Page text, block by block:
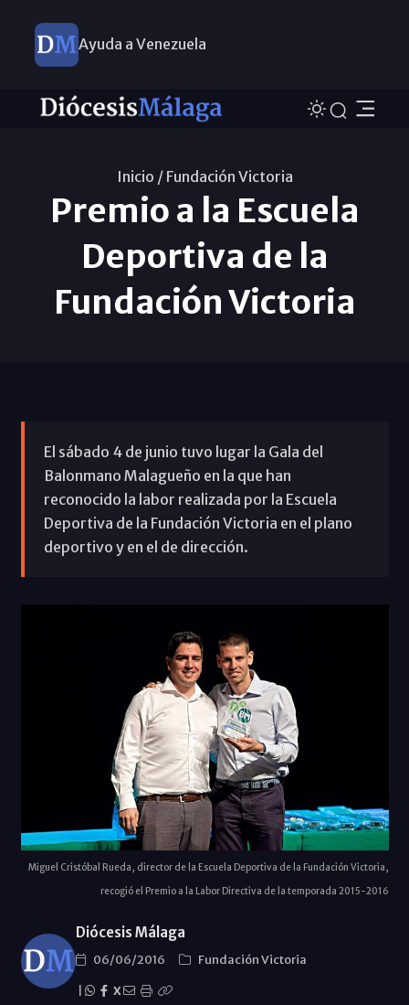
Ayuda a Venezuela
Inicio / Fundación Victoria
Premio a la Escuela
Deportiva de la
Fundación Victoria
El sábado 4 de junio tuvo lugar la Gala del
Balonmano Malagueño en la que han
reconocido la labor realizada por la Escuela
Deportiva de la Fundación Victoria en el plano
deportivo y en el de dirección.
Miguel Cristóbal Rueda, director de la Escuela Deportiva de la Fundación Victoria,
recogió el Premio a la Labor Directiva de la temporada 2015-2016
Diócesis Málaga
06/06/2016
Fundación Victoria
X